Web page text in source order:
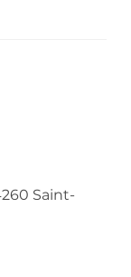
Saint-